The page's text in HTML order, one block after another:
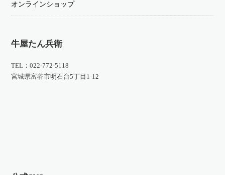
オンラインショップ
牛屋たん兵衛
TEL：022-772-5118
宮城県富谷市明石台5丁目1-12